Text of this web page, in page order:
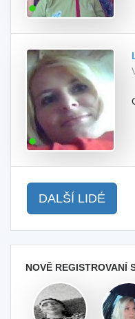
DALŠÍ LIDÉ
NOVĚ REGISTROVANÍ